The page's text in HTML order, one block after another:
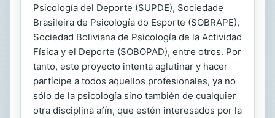
Psicología del Deporte (SUPDE), Sociedade
Brasileira de Psicología do Esporte (SOBRAPE),
Sociedad Boliviana de Psicología de la Actividad
Física y el Deporte (SOBOPAD), entre otros. Por
tanto, este proyecto intenta aglutinar y hacer
partícipe a todos aquellos profesionales, ya no
sólo de la psicología sino también de cualquier
otra disciplina afín, que estén interesados por la